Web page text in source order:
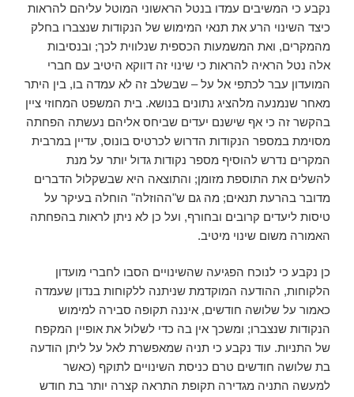
נקבע כי המשיבים עמדו בנטל הראשוני המוטל עליהם להראות
כיצד השינוי הרע את תנאי המימוש של הנקודות שנצברו בחלק
מהמקרים, ואת המשמעות הכספית שנלווית לכך; ובנסיבות
אלה נטל הראיה להראות כי שינוי זה דווקא היטיב עם חברי
המועדון עבר לכתפי אל על – שבשלב זה לא עמדה בו, בין היתר
מאחר שנמנעה מלהציג נתונים בנושא. בית המשפט המחוזי ציין
בהקשר זה כי אף שישנם יעדים שביחס אליהם נעשתה הפחתה
מסוימת במספר הנקודות הדרוש לכרטיס בונוס, עדיין במרבית
המקרים נדרש להוסיף מספר נקודות גדול יותר על מנת
להשלים את התוספת מזומן; והתוצאה היא שבשקלול הדברים
מדובר בהרעת תנאים; מה גם ש"ההוזלה" הוחלה בעיקר על
טיסות ליעדים קרובים ובחורף, ועל כן לא ניתן לראות בהפחתה
האמורה משום שינוי מיטיב.
כן נקבע כי לנוכח הפגיעה שהשינויים הסבו לחברי מועדון
הלקוחות, ההודעה המוקדמת שניתנה ללקוחות בנדון שעמדה
כאמור על שלושה חודשים, איננה תקופה סבירה למימוש
הנקודות שנצברו; ומשכך אין בה כדי לשלול את אופיין המקפח
של התניות. עוד נקבע כי תניה שמאפשרת לאל על ליתן הודעה
בת שלושה חודשים טרם כניסת השינויים לתוקף (כאשר
למעשה התניה מגדירה תקופת התראה קצרה יותר בת חודש